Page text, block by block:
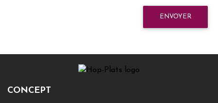
ENVOYER
CONCEPT